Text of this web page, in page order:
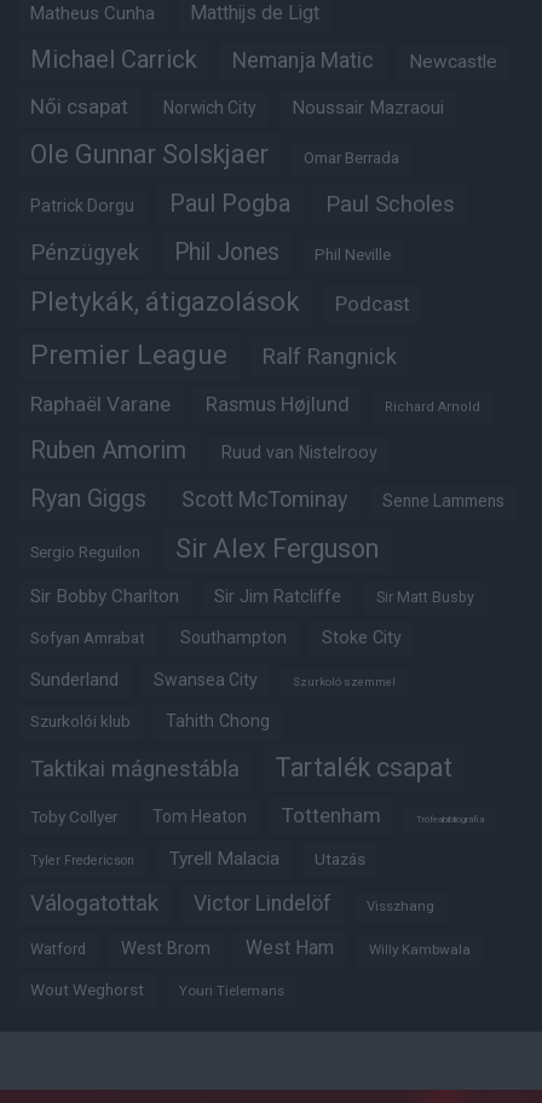
Matheus Cunha Matthijs de Ligt
Michael Carrick Nemanja Matic Newcastle
Női csapat Norwich City Noussair Mazraoui
Ole Gunnar Solskjaer Omar Berrada
Patrick Dorgu Paul Pogba Paul Scholes
Pénzügyek Phil Jones Phil Neville
Pletykák, átigazolások Podcast
Premier League Ralf Rangnick
Raphaël Varane Rasmus Højlund Richard Arnold
Ruben Amorim Ruud van Nistelrooy
Ryan Giggs Scott McTominay Senne Lammens
Sergio Reguilon Sir Alex Ferguson
Sir Bobby Charlton Sir Jim Ratcliffe Sir Matt Busby
Sofyan Amrabat Southampton Stoke City
Sunderland Swansea City Szurkoló szemmel
Szurkolói klub Tahith Chong
Taktikai mágnestábla Tartalék csapat
Toby Collyer Tom Heaton Tottenham Trófeabibliográfia
Tyler Fredericson Tyrell Malacia Utazás
Válogatottak Victor Lindelöf Visszhang
Watford West Brom West Ham Willy Kambwala
Wout Weghorst Youri Tielemans